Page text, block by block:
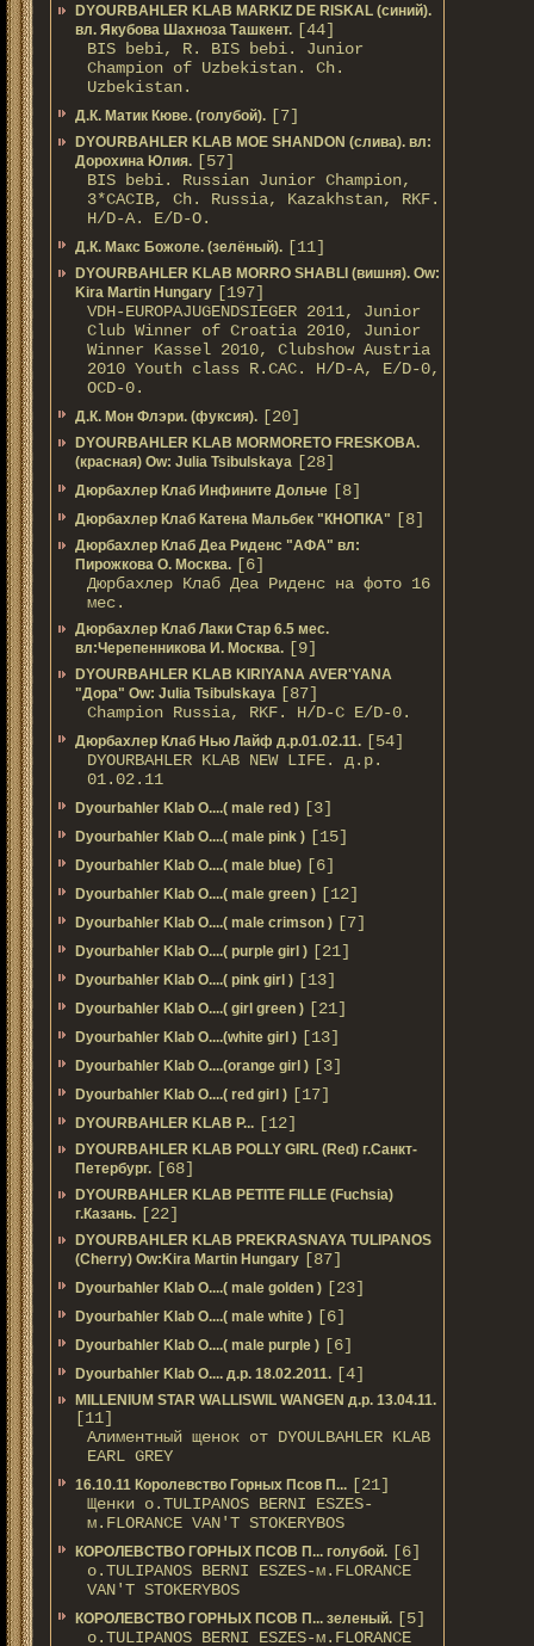
DYOURBAHLER KLAB MARKIZ DE RISKAL (синий).
вл. Якубова Шахноза Ташкент. [44]
BIS bebi, R. BIS bebi. Junior
Champion of Uzbekistan. Ch.
Uzbekistan.
Д.К. Матик Кюве. (голубой). [7]
DYOURBAHLER KLAB MOE SHANDON (слива). вл:
Дорохина Юлия. [57]
BIS bebi. Russian Junior Champion,
3*САСIB, Ch. Russia, Kazakhstan, RKF.
Н/D-A. E/D-O.
Д.К. Макс Божоле. (зелёный). [11]
DYOURBAHLER KLAB MORRO SHABLI (вишня). Ow:
Kira Martin Hungary [197]
VDH-EUROPAJUGENDSIEGER 2011, Junior
Club Winner of Croatia 2010, Junior
Winner Kassel 2010, Clubshow Austria
2010 Youth class R.CAC. Н/D-A, E/D-0,
OCD-0.
Д.К. Мон Флэри. (фуксия). [20]
DYOURBAHLER KLAB MORMORETO FRESKOBA.
(красная) Ow: Julia Tsibulskaya [28]
Дюрбахлер Клаб Инфините Дольче [8]
Дюрбахлер Клаб Катена Мальбек "КНОПКА" [8]
Дюрбахлер Клаб Деа Риденс "АФА" вл:
Пирожкова О. Москва. [6]
Дюрбахлер Клаб Деа Риденс на фото 16
мес.
Дюрбахлер Клаб Лаки Стар 6.5 мес.
вл:Черепенникова И. Москва. [9]
DYOURBAHLER KLAB KIRIYANA AVER'YANA
"Дора" Ow: Julia Tsibulskaya [87]
Champion Russia, RKF. H/D-С E/D-0.
Дюрбахлер Клаб Нью Лайф д.р.01.02.11. [54]
DYOURBAHLER KLAB NEW LIFE. д.р.
01.02.11
Dyourbahler Klab O....( male red ) [3]
Dyourbahler Klab O....( male pink ) [15]
Dyourbahler Klab O....( male blue) [6]
Dyourbahler Klab O....( male green ) [12]
Dyourbahler Klab O....( male crimson ) [7]
Dyourbahler Klab O....( purple girl ) [21]
Dyourbahler Klab O....( pink girl ) [13]
Dyourbahler Klab O....( girl green ) [21]
Dyourbahler Klab O....(white girl ) [13]
Dyourbahler Klab O....(orange girl ) [3]
Dyourbahler Klab O....( red girl ) [17]
DYOURBAHLER KLAB P... [12]
DYOURBAHLER KLAB POLLY GIRL (Red) г.Санкт-
Петербург. [68]
DYOURBAHLER KLAB PETITE FILLE (Fuchsia)
г.Казань. [22]
DYOURBAHLER KLAB PREKRASNAYA TULIPANOS
(Cherry) Ow:Kira Martin Hungary [87]
Dyourbahler Klab O....( male golden ) [23]
Dyourbahler Klab O....( male white ) [6]
Dyourbahler Klab O....( male purple ) [6]
Dyourbahler Klab O.... д.р. 18.02.2011. [4]
MILLENIUM STAR WALLISWIL WANGEN д.р. 13.04.11.
[11]
Алиментный щенок от DYOULBAHLER KLAB
EARL GREY
16.10.11 Королевство Горных Псов П... [21]
Щенки о.TULIPANOS BERNI ESZES-
м.FLORANCE VAN'T STOKERYBOS
КОРОЛЕВСТВО ГОРНЫХ ПСОВ П... голубой. [6]
о.TULIPANOS BERNI ESZES-м.FLORANCE
VAN'T STOKERYBOS
КОРОЛЕВСТВО ГОРНЫХ ПСОВ П... зеленый. [5]
о.TULIPANOS BERNI ESZES-м.FLORANCE